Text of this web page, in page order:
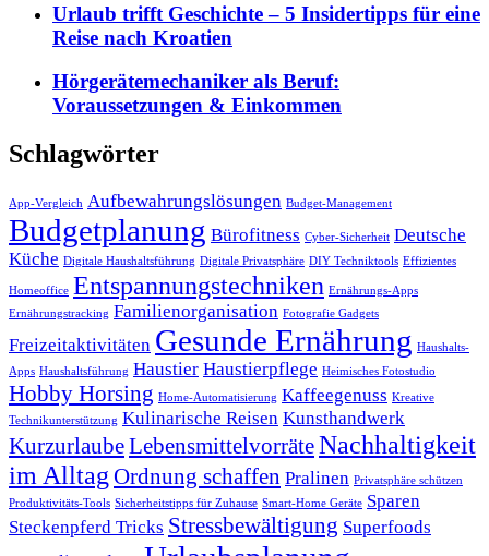
Urlaub trifft Geschichte – 5 Insidertipps für eine
Reise nach Kroatien
Hörgerätemechaniker als Beruf:
Voraussetzungen & Einkommen
Schlagwörter
App-Vergleich Aufbewahrungslösungen Budget-Management
Budgetplanung Bürofitness Cyber-Sicherheit Deutsche
Küche Digitale Haushaltsführung Digitale Privatsphäre DIY Techniktools Effizientes
Homeoffice Entspannungstechniken Ernährungs-Apps
Ernährungstracking Familienorganisation Fotografie Gadgets
Freizeitaktivitäten Gesunde Ernährung Haushalts-
Apps Haushaltsführung Haustier Haustierpflege Heimisches Fotostudio
Hobby Horsing Home-Automatisierung Kaffeegenuss Kreative
Technikunterstützung Kulinarische Reisen Kunsthandwerk
KurzurlaubeLebensmittelvorräteNachhaltigkeit
im Alltag Ordnung schaffen Pralinen Privatsphäre schützen
Produktivitäts-Tools Sicherheitstipps für Zuhause Smart-Home Geräte Sparen
Steckenpferd Tricks Stressbewältigung Superfoods